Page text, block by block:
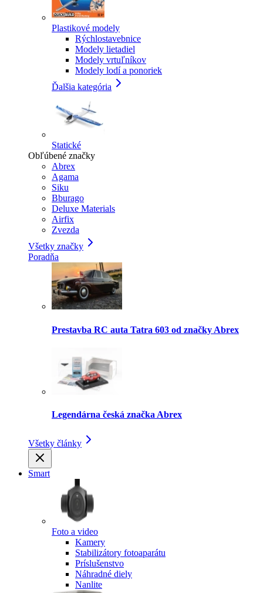
Plastikové modely
Rýchlostavebnice
Modely lietadiel
Modely vrtuľníkov
Modely lodí a ponoriek
Ďalšia kategória
Statické
Obľúbené značky
Abrex
Agama
Siku
Bburago
Deluxe Materials
Airfix
Zvezda
Všetky značky
Poradňa
Prestavba RC auta Tatra 603 od značky Abrex
Legendárna česká značka Abrex
Všetky články
Smart
Foto a video
Kamery
Stabilizátory fotoaparátu
Príslušenstvo
Náhradné diely
Nanlite